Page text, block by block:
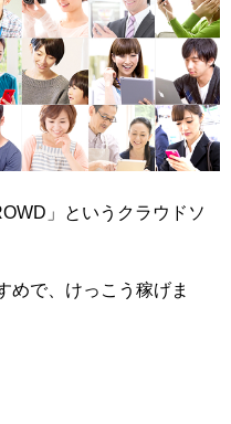
」というクラウドソ
めで、けっこう稼げま